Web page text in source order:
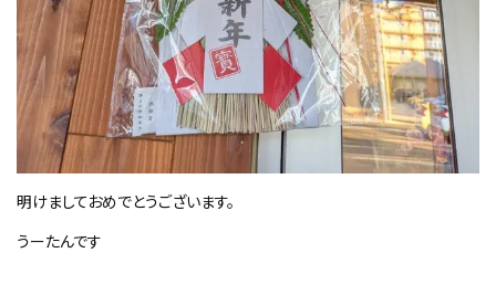
明けましておめでとうございます。
うーたんです